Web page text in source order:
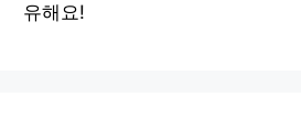
유해요!